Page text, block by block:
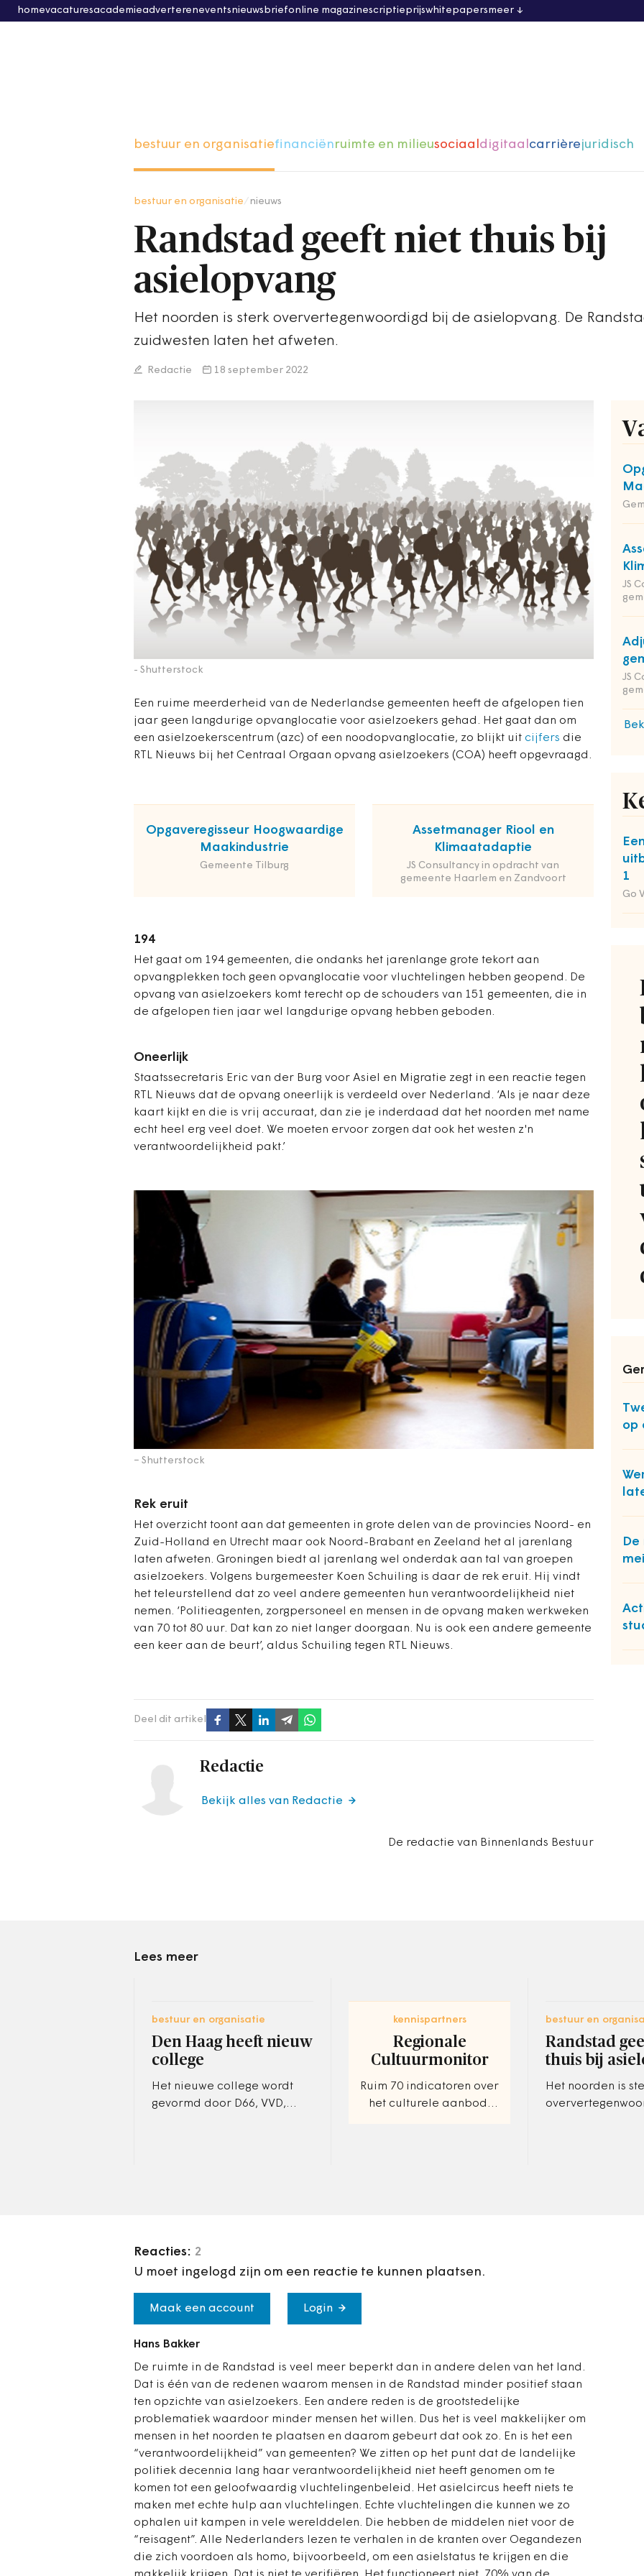
homevacaturesacademieadvertereneventsnieuwsbriefonline magazinescriptieprijswhitepapersmeer
bestuur en organisatiefinanciënruimte en milieusociaaldigitaalcarrièrejuridisch
bestuur en organisatie nieuws
Randstad geeft niet thuis bij
asielopvang
Het noorden is sterk oververtegenwoordigd bij de asielopvang. De
zuidwesten laten het afweten.
Redactie 18 september 2022
- Shutterstock
Een ruime meerderheid van de Nederlandse gemeenten heeft de afgelopen tien
jaar geen langdurige opvanglocatie voor asielzoekers gehad. Het gaat dan om
een asielzoekerscentrum (azc) of een noodopvanglocatie, zo blijkt uit cijfers die
RTL Nieuws bij het Centraal Orgaan opvang asielzoekers (COA) heeft opgevraagd.
Opgaveregisseur Hoogwaardige
Maakindustrie
Gemeente Tilburg
Assetmanager Riool en
Klimaatadaptie
JS Consultancy in opdracht van
gemeente Haarlem en Zandvoort
194
Het gaat om 194 gemeenten, die ondanks het jarenlange grote tekort aan
opvangplekken toch geen opvanglocatie voor vluchtelingen hebben geopend. De
opvang van asielzoekers komt terecht op de schouders van 151 gemeenten, die in
de afgelopen tien jaar wel langdurige opvang hebben geboden.
JS
JS
1
Go
op
Oneerlijk
Staatssecretaris Eric van der Burg voor Asiel en Migratie zegt in een reactie tegen
RTL Nieuws dat de opvang oneerlijk is verdeeld over Nederland. ‘Als je naar deze
kaart kijkt en die is vrij accuraat, dan zie je inderdaad dat het noorden met name
echt heel erg veel doet. We moeten ervoor zorgen dat ook het westen z'n
verantwoordelijkheid pakt.’
− Shutterstock
Rek eruit
Het overzicht toont aan dat gemeenten in grote delen van de provincies Noord- en
Zuid-Holland en Utrecht maar ook Noord-Brabant en Zeeland het al jarenlang
laten afweten. Groningen biedt al jarenlang wel onderdak aan tal van groepen
asielzoekers. Volgens burgemeester Koen Schuiling is daar de rek eruit. Hij vindt
het teleurstellend dat zo veel andere gemeenten hun verantwoordelijkheid niet
nemen. ‘Politieagenten, zorgpersoneel en mensen in de opvang maken werkweken
van 70 tot 80 uur. Dat kan zo niet langer doorgaan. Nu is ook een andere gemeente
een keer aan de beurt’, aldus Schuiling tegen RTL Nieuws.
Deel dit artikel
Redactie
De redactie van Binnenlands Bestuur
Bekijk alles van Redactie
Lees meer
bestuur en organisatie
Den Haag heeft nieuw
college
Het nieuwe college wordt
gevormd door D66, VVD,
kennispartners
Regionale
Cultuurmonitor
Ruim 70 indicatoren over
het culturele aanbod,
bestuur en
Randstad
thuis bij
Het noorden is
Reacties: 2
U moet ingelogd zijn om een reactie te kunnen plaatsen.
Maak een account Login
Hans Bakker
De ruimte in de Randstad is veel meer beperkt dan in andere delen van het land.
Dat is één van de redenen waarom mensen in de Randstad minder positief staan
ten opzichte van asielzoekers. Een andere reden is de grootstedelijke
problematiek waardoor minder mensen het willen. Dus het is veel makkelijker om
mensen in het noorden te plaatsen en daarom gebeurt dat ook zo. En is het een
“verantwoordelijkheid” van gemeenten? We zitten op het punt dat de landelijke
politiek decennia lang haar verantwoordelijkheid niet heeft genomen om te
komen tot een geloofwaardig vluchtelingenbeleid. Het asielcircus heeft niets te
maken met echte hulp aan vluchtelingen. Echte vluchtelingen die kunnen we zo
ophalen uit kampen in vele werelddelen. Die hebben de middelen niet voor de
“reisagent”. Alle Nederlanders lezen te verhalen in de kranten over Oegandezen
die zich voordoen als homo, bijvoorbeeld, om een asielstatus te krijgen en die